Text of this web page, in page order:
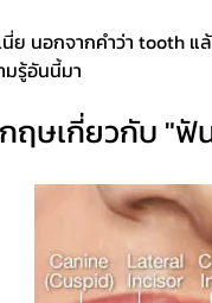
นี่ย นอกจากคำว่า tooth
รู้อันนี้มา
ฤษเกี่ยวกับ "ฟั